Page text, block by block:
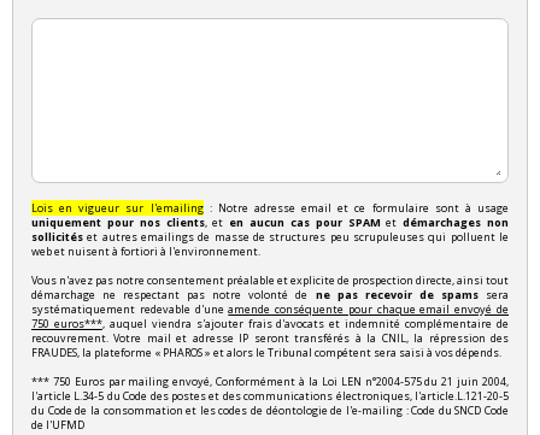
Lois en vigueur sur l'emailing: Notre adresse email et ce formulaire sont à usage
uniquement pour nos clients, et en aucun cas pour SPAM etdémarchages non
sollicités et autres emailings de masse de structures peu scrupuleuses qui polluent le
web et nuisent à fortiori à l'environnement.
Vous n'avez pas notre consentement préalable et explicite de prospection directe, ainsi tout
démarchage ne respectant pas notre volonté de ne pas recevoir de spamssera
systématiquement redevable d'uneamende conséquente pour chaque email envoyé de
750 euros***, auquel viendra s'ajouter frais d'avocats et indemnité complémentaire de
recouvrement. Votre mail et adresse IP seront transférés à la CNIL, la répression des
FRAUDES, la plateforme « PHAROS » et alors le Tribunal compétent sera saisi à vos dépends.
*** 750 Euros par mailing envoyé, Conformément à la Loi LEN n°2004-575 du 21 juin 2004,
l'article L.34-5 du Code des postes et des communications électroniques, l'article.L.121-20-5
du Code de la consommation et les codes de déontologie de l'e-mailing : Code du SNCD Code
de l'UFMD